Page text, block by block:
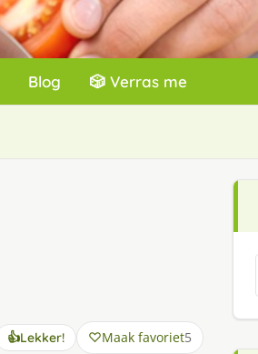
Blog 🎲 Verras me
👍Lekker! Maak favoriet5